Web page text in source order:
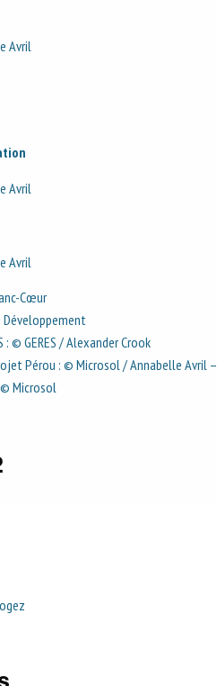
Avril
Avril
Avril
Cœur
Développement
: © GERES / Alexander Crook
Pérou : © Microsol / Annabelle Avril –
Microsol